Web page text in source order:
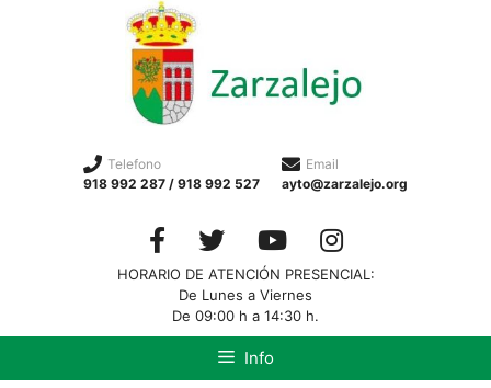
Telefono
918 992 287 / 918 992 527
Email
ayto@zarzalejo.org
HORARIO DE ATENCIÓN PRESENCIAL:
De Lunes a Viernes
De 09:00 h a 14:30 h.
Info